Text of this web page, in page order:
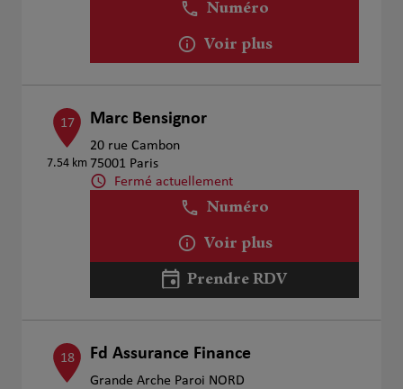
Numéro
Voir plus
17
7.54 km
Marc Bensignor
20 rue Cambon
75001 Paris
Fermé actuellement
Numéro
Voir plus
Prendre RDV
18 Fd Assurance Finance
Grande Arche Paroi NORD